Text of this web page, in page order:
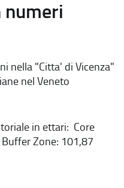
numeri
nella "Citta' di Vicenza"
nel Veneto
in ettari: Core
Zone: 101,87